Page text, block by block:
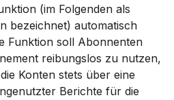
(im Folgenden als
bezeichnet) automatisch
Funktion soll Abonnenten
reibungslos zu nutzen,
Konten stets über eine
Berichte für die